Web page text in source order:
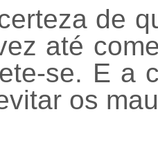
de
até
se. E a
os